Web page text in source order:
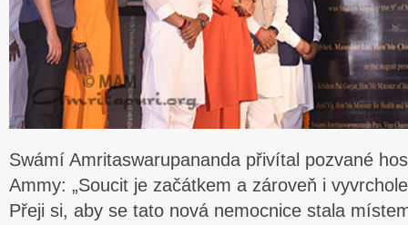
Swámí Amritaswarupananda přivítal pozvané
Ammy: „Soucit je začátkem a zároveň i
Přeji si, aby se tato nová nemocnice stala